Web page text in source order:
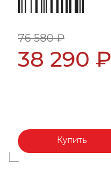
76 580 ₽
38 290 ₽
Купить